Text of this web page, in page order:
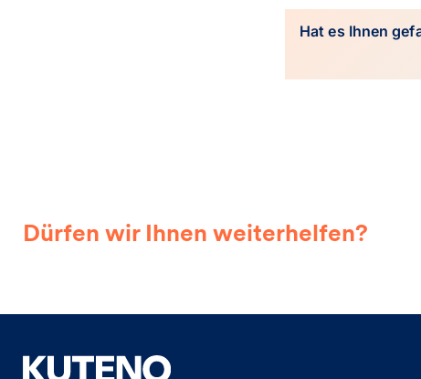
Hat es Ihnen
Dürfen wir Ihnen weiterhelfen?